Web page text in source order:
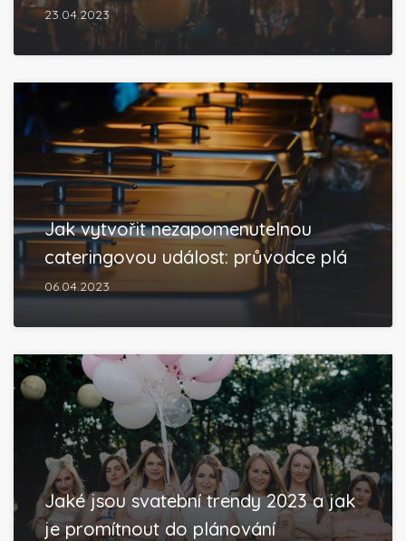
23.04.2023
Jak vytvořit nezapomenutelnou
cateringovou událost: průvodce plá
06.04.2023
Jaké jsou svatební trendy 2023 a jak
je promítnout do plánování